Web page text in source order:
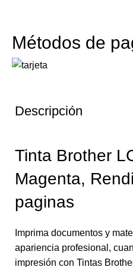
Métodos de
Descripción
Tinta Brother
Magenta,
paginas
Imprima documentos y
apariencia profesional,
impresión con Tintas